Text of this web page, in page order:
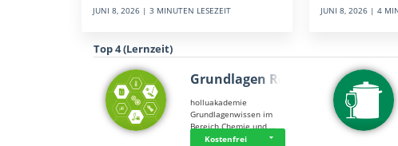
JUNI 8, 2026 | 3 MINUTEN LESEZEIT
JUNI 8, 2026 | 4
Top 4 (Lernzeit)
Grundlagen Rein…
holluakademie
Grundlagenwissen im
Bereich Chemie und …
Kostenfrei